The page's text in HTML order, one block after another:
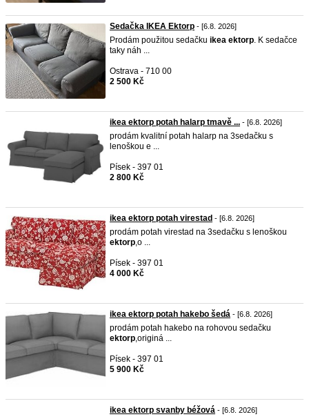
Sedačka IKEA Ektorp - [6.8. 2026]
Prodám použitou sedačku ikea ektorp. K sedačce
taky náh ...
Ostrava - 710 00
2 500 Kč
ikea ektorp potah halarp tmavě ... - [6.8. 2026]
prodám kvalitní potah halarp na 3sedačku s
lenoškou e ...
Písek - 397 01
2 800 Kč
ikea ektorp potah virestad - [6.8. 2026]
prodám potah virestad na 3sedačku s lenoškou
ektorp,o ...
Písek - 397 01
4 000 Kč
ikea ektorp potah hakebo šedá - [6.8. 2026]
prodám potah hakebo na rohovou sedačku
ektorp,originá ...
Písek - 397 01
5 900 Kč
ikea ektorp svanby béžová - [6.8. 2026]